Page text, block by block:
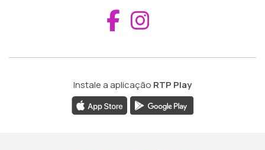
Aceder ao
Instale a aplicação RTP Play